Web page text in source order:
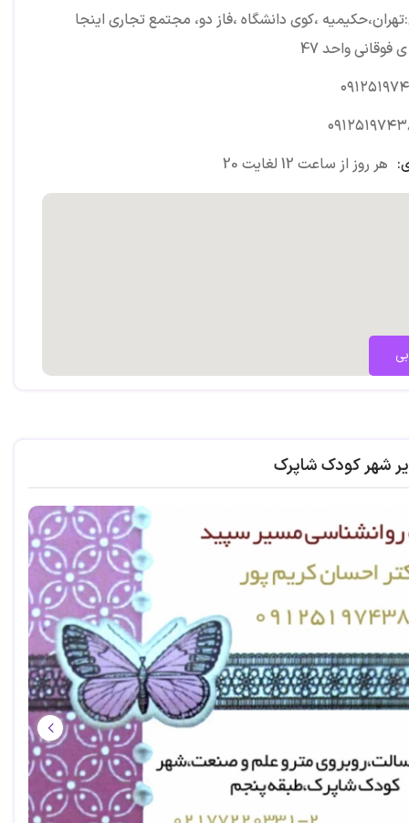
،کوی دانشگاه ،فاز دو، مجتمع تجاری اینجا
فوقانی واحد 47
هر روز از ساعت 12 لغایت 20
شهر کودک شاپرک